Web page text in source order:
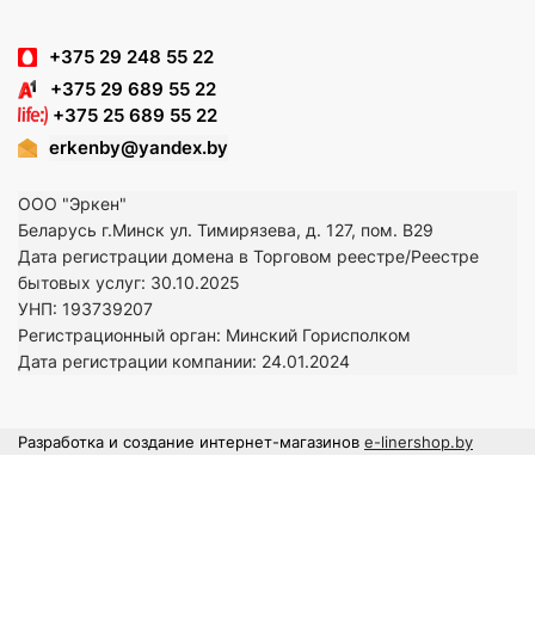
+375 29 248 55 22
+375 29 689 55 22
+375 25 689 55 22
erkenby@yandex.by
ООО "Эркен"
Беларусь г.Минск ул. Тимирязева, д. 127, пом. В29
Дата регистрации домена в Торговом реестре/Реестре
бытовых услуг: 30.10.2025
УНП: 193739207
Регистрационный орган: Минский Горисполком
Дата регистрации компании: 24.01.2024
Разработка и создание интернет-магазинов e-linershop.by